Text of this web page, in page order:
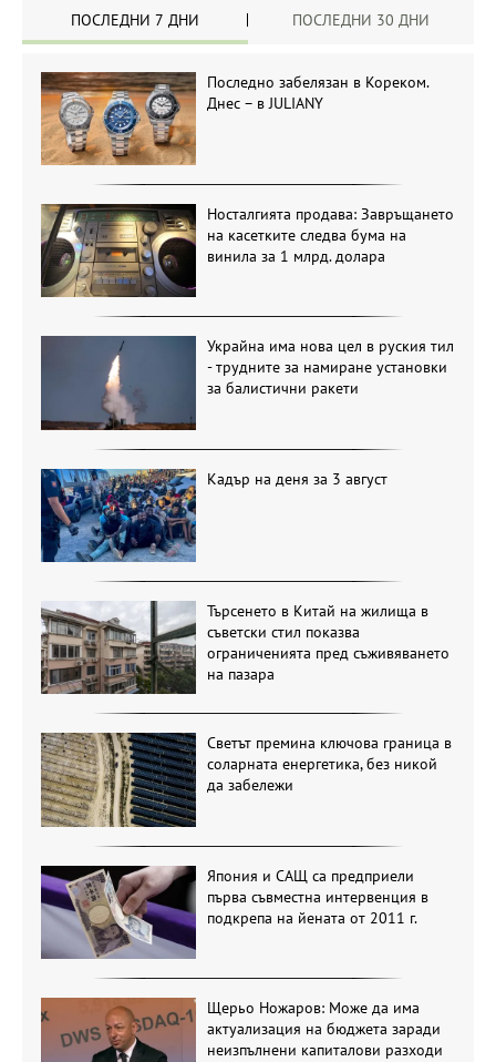
ПОСЛЕДНИ 7 ДНИ ПОСЛЕДНИ 30 ДНИ
Последно забелязан в Кореком.
Днес – в JULIANY
Носталгията продава: Завръщането
на касетките следва бума на
винила за 1 млрд. долара
Украйна има нова цел в руския тил
- трудните за намиране установки
за балистични ракети
Кадър на деня за 3 август
Търсенето в Китай на жилища в
съветски стил показва
ограниченията пред съживяването
на пазара
Светът премина ключова граница в
соларната енергетика, без никой
да забележи
Япония и САЩ са предприели
първа съвместна интервенция в
подкрепа на йената от 2011 г.
Щерьо Ножаров: Може да има
актуализация на бюджета заради
неизпълнени капиталови разходи